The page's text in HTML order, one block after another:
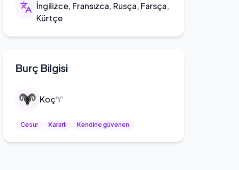
İngilizce, Fransızca, Rusça, Farsça,
Kürtçe
Burç Bilgisi
Koç♈
Cesur Kararlı Kendine güvenen